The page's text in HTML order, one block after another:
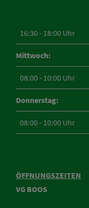
16:30 - 18:00 Uhr
Mittwoch:
08:00 - 10:00 Uhr
Donnerstag:
08:00 - 10:00 Uhr
ÖFFNUNGSZEITEN
VG BOOS